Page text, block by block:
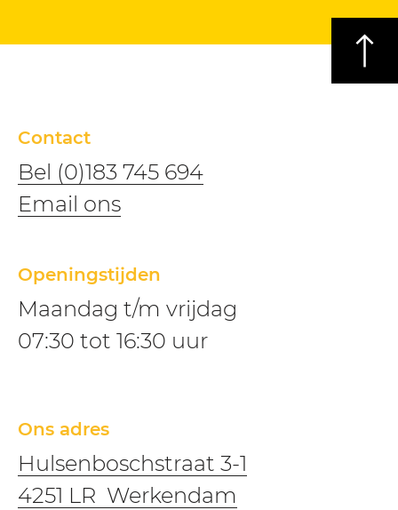
Ons adres
Hulsenboschstraat 3-1
4251 LR Werkendam
Contact
Bel (0)183 745 694
​​Email ons
Openingstijden
Maandag t/m vrijdag
07:30 tot 16:30 uur